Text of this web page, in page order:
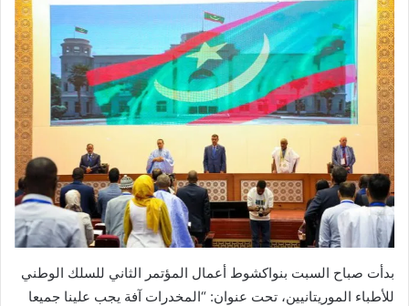
بدأت صباح السبت بنواكشوط أعمال المؤتمر الثاني للسلك الوطني
للأطباء الموريتانيين، تحت عنوان: “المخدرات آفة يجب علينا جميعا